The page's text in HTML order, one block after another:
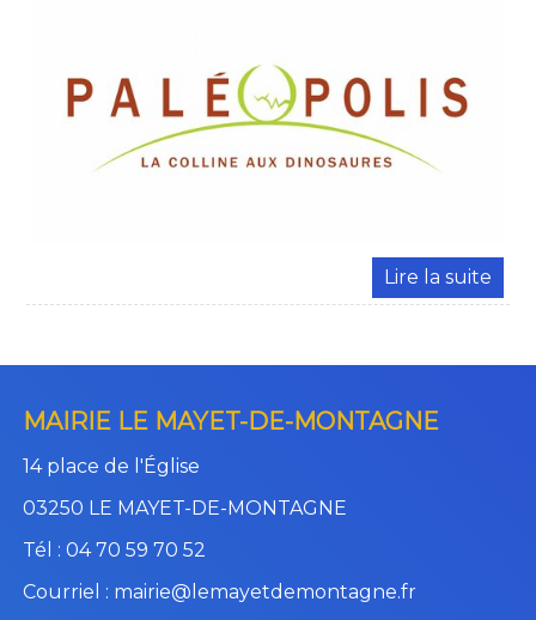
MAIRIE LE MAYET-DE-MONTAGNE
14 place de l'Église
03250 LE MAYET-DE-MONTAGNE
Tél : 04 70 59 70 52
Courriel : mairie@lemayetdemontagne.fr